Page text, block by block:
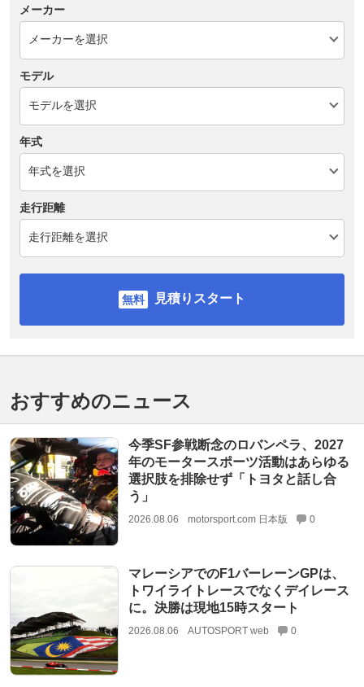
メーカー
モデル
年式
走行距離
見積りスタート
おすすめのニュース
今季SF参戦断念のロバンペラ、2027
年のモータースポーツ活動はあらゆる
選択肢を排除せず「トヨタと話し合
う」
2026.08.06 motorsport.com 日本版 0
マレーシアでのF1バーレーンGPは、
トワイライトレースでなくデイレース
に。決勝は現地15時スタート
2026.08.06 AUTOSPORT web 0